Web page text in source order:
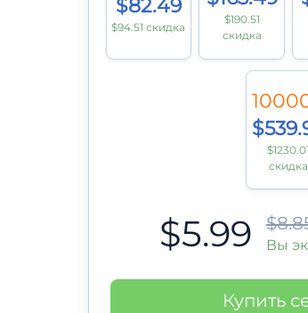
$82.49
$94.51 скидка
$190.51
скидка
$1230.01
скидка
$5.99 Вы
Купить